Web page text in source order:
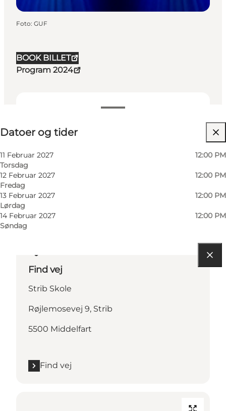
BOOK BILLET
Program 2024
Datoer og tider
11 Februar 2027
Torsdag
12:00 PM
12 Februar 2027
Fredag
12:00 PM
13 Februar 2027
Lørdag
12:00 PM
14 Februar 2027
Søndag
12:00 PM
Besøg hjemmeside
Venner, Min partner, Mig selv
Foto: GUF
Find vej
Strib Skole
Røjlemosevej 9, Strib
5500 Middelfart
Find vej